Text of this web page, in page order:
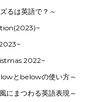
るは英語で？～
2022~
とbelowの使い方～
にまつわる英語表現～